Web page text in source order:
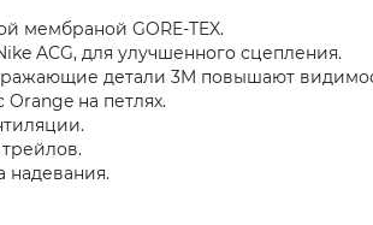
мембраной GORE-TEX.
ACG, для улучшенного сцепления.
детали 3M повышают
на петлях.
надевания.